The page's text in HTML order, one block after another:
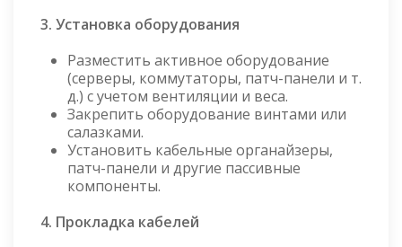
3. Установка оборудования
Разместить активное оборудование
(серверы, коммутаторы, патч-панели и т.
д.) с учетом вентиляции и веса.
Закрепить оборудование винтами или
салазками.
Установить кабельные органайзеры,
патч-панели и другие пассивные
компоненты.
4. Прокладка кабелей